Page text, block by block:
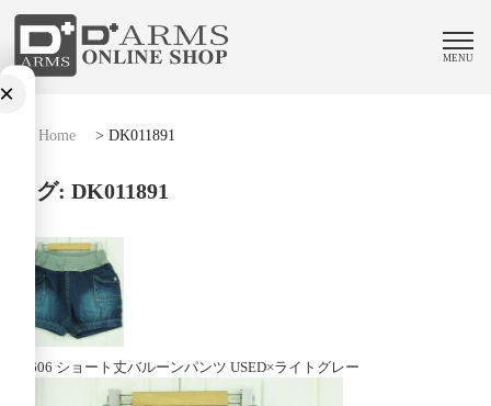
MENU
Home > DK011891
タグ: DK011891
02606 ショート丈バルーンパンツ USED×ライトグレー
×